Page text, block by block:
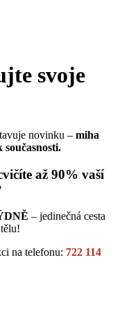
svoje
novinku – miha
současnosti.
až 90% vaší
– jedinečná cesta
na telefonu: 722 114